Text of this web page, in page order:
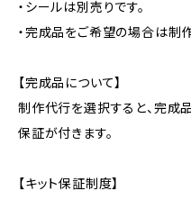
・シールは別売りです。
・完成品をご希望の場合は制
【完成品について】
制作代行を選択すると、完成
保証が付きます。
【キット保証制度】